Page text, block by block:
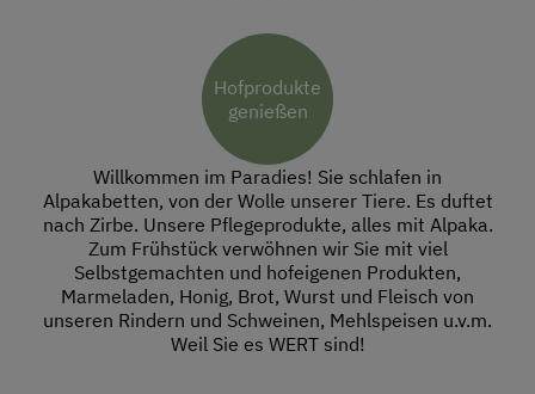
Hofprodukte
genießen
Willkommen im Paradies! Sie schlafen in
Alpakabetten, von der Wolle unserer Tiere. Es duftet
nach Zirbe. Unsere Pflegeprodukte, alles mit Alpaka.
Zum Frühstück verwöhnen wir Sie mit viel
Selbstgemachten und hofeigenen Produkten,
Marmeladen, Honig, Brot, Wurst und Fleisch von
unseren Rindern und Schweinen, Mehlspeisen u.v.m.
Weil Sie es WERT sind!